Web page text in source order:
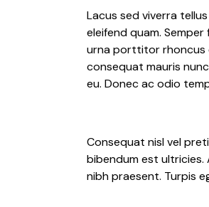
Lacus sed viverra
eleifend quam.
urna porttitor rhoncus
consequat mauris
eu. Donec ac odio
Consequat nisl vel
bibendum est
nibh praesent. Turpis